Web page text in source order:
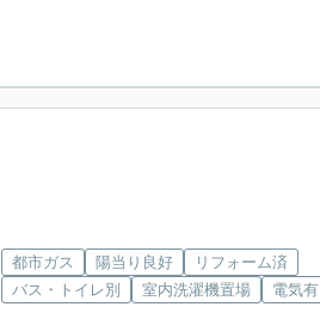
都市ガス 陽当り良好
リフォーム済
バス・トイレ別
室内洗濯機置場 電気有